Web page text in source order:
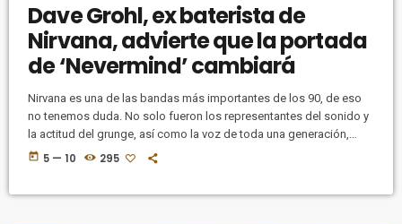
Dave Grohl, ex baterista de
Nirvana, advierte que la portada
de ‘Nevermind’ cambiará
Nirvana es una de las bandas más importantes de los 90, de eso
no tenemos duda. No solo fueron los representantes del sonido y
la actitud del grunge, así como la voz de toda una generación,
también entregaron uno de los mejores discos del género, el
today 5 — 10 295